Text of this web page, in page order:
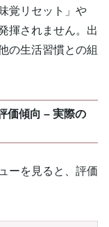
覚リセット」や
揮されません。出
の生活習慣との組
価傾向 – 実際の
ーを見ると、評価